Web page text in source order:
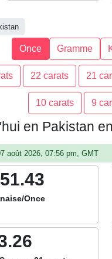
Once Gramme
22 carats 21
10 carats 9
en Pakistan
août 2026, 07:56 pm, GMT
Once